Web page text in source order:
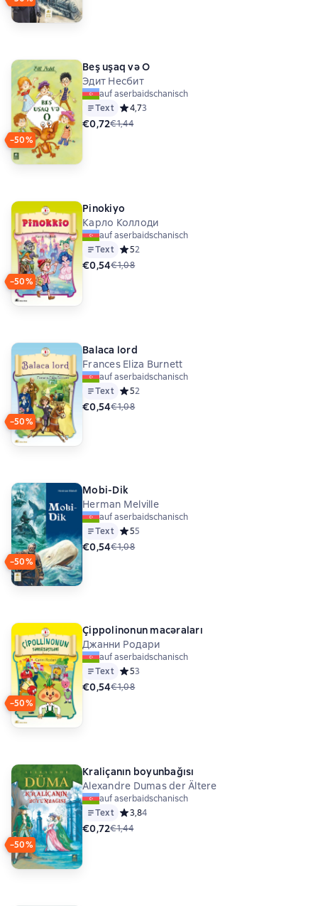
−50%
Beş uşaq və O
Эдит Несбит
auf aserbaidschanisch
Text Средний рейтинг 4,7 на основе 3 оценок
4,73
€0,72€1,44
−50%
Pinokiyo
Карло Коллоди
auf aserbaidschanisch
Text Средний рейтинг 5 на основе 2 оценок
52
€0,54€1,08
−50%
Balaca lord
Frances Eliza Burnett
auf aserbaidschanisch
Text Средний рейтинг 5 на основе 2 оценок
52
€0,54€1,08
−50%
Mobi-Dik
Herman Melville
auf aserbaidschanisch
Text Средний рейтинг 5 на основе 5 оценок
55
€0,54€1,08
−50%
Çippolinonun macəraları
Джанни Родари
auf aserbaidschanisch
Text Средний рейтинг 5 на основе 3 оценок
53
€0,54€1,08
−50%
Kraliçanın boyunbağısı
Alexandre Dumas der Ältere
auf aserbaidschanisch
Text Средний рейтинг 3,8 на основе 4 оценок
3,84
€0,72€1,44